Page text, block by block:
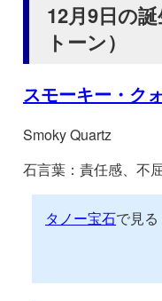
12月9日の
トーン）
スモーキー・ク
Smoky Quartz
石言葉：責任感、不
タノー宝石で見る